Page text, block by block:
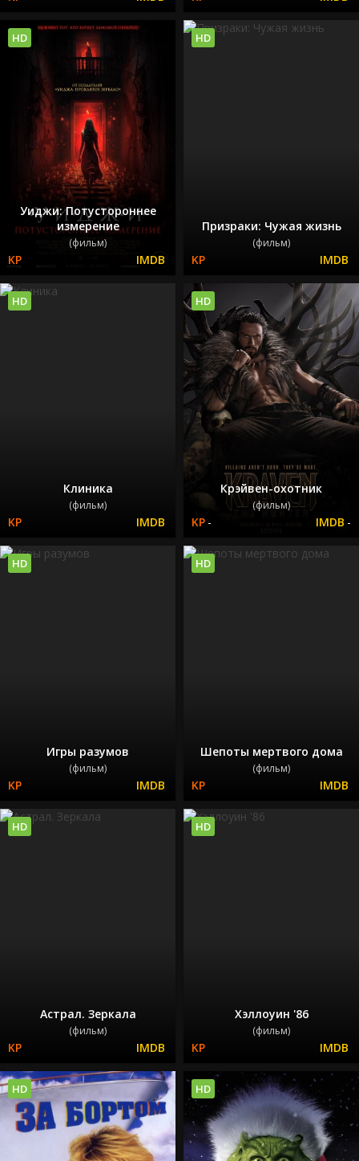
Уиджи: Потустороннее
измерение
(фильм)
HD
Призраки: Чужая жизнь
(фильм)
HD
Клиника
(фильм)
HD
Крэйвен-охотник
(фильм)
- -
HD
Игры разумов
(фильм)
HD
Шепоты мертвого дома
(фильм)
HD
Астрал. Зеркала
(фильм)
HD
Хэллоуин '86
(фильм)
HD
HD HD